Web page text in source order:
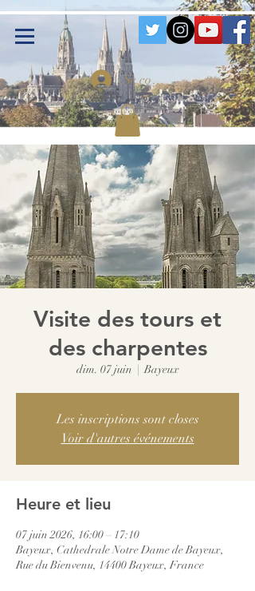
Se connecter
Visite des tours et
des charpentes
dim. 07 juin
  |
Bayeux
Les inscriptions sont closes
Voir d'autres événements
Heure et lieu
07 juin 2026, 16:00 – 17:10
Bayeux, Cathedrale Notre Dame de Bayeux,
Rue du Bienvenu, 14400 Bayeux, France